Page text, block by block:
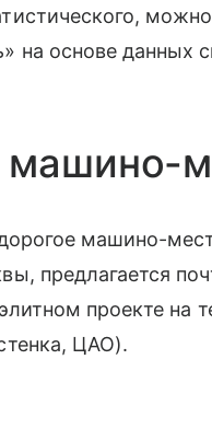
на основе данных
машино-
машино-
предлагается
проекте на
ЦАО).